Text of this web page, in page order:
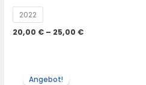
2022
20,00 € – 25,00 €
Angebot!